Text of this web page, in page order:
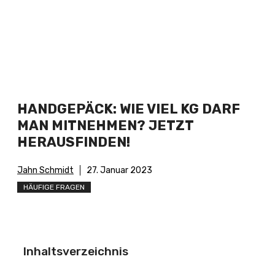
HANDGEPÄCK: WIE VIEL KG DARF
MAN MITNEHMEN? JETZT
HERAUSFINDEN!
Jahn Schmidt 27. Januar 2023
HÄUFIGE FRAGEN
Inhaltsverzeichnis